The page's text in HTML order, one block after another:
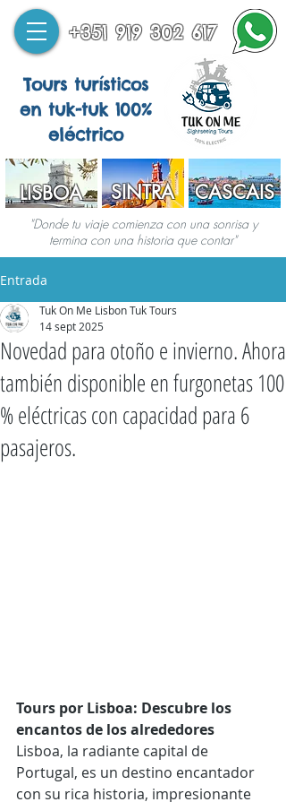
Tours turísticos
en tuk-tuk 100%
eléctrico
LISBOA SINTRA CASCAIS
"Donde tu viaje comienza con una sonrisa y
termina con una historia que contar"
+351 919 302 617
Entrada
Novedad para otoño e invierno. Ahora
también disponible en furgonetas 100
% eléctricas con capacidad para 6
pasajeros.
Tuk On Me Lisbon Tuk Tours
14 sept 2025
Tours por Lisboa: Descubre los
encantos de los alrededores
Lisboa, la radiante capital de
Portugal, es un destino encantador
con su rica historia, impresionante